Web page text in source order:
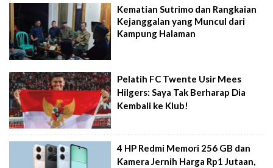
Kematian Sutrimo dan Rangkaian
Kejanggalan yang Muncul dari
Kampung Halaman
Pelatih FC Twente Usir Mees
Hilgers: Saya Tak Berharap Dia
Kembali ke Klub!
4 HP Redmi Memori 256 GB dan
Kamera Jernih Harga Rp1 Jutaan,